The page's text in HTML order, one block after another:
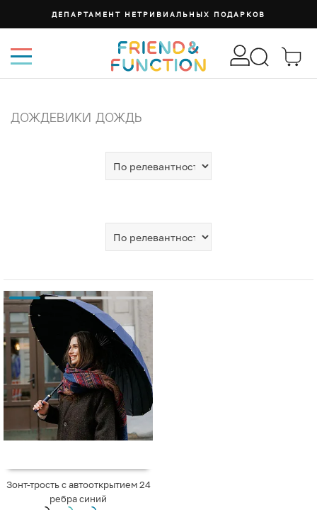
ДЕПАРТАМЕНТ НЕТРИВИАЛЬНЫХ ПОДАРКОВ
ДОЖДЕВИКИ ДОЖДЬ
Зонт-трость с автооткрытием 24
ребра синий